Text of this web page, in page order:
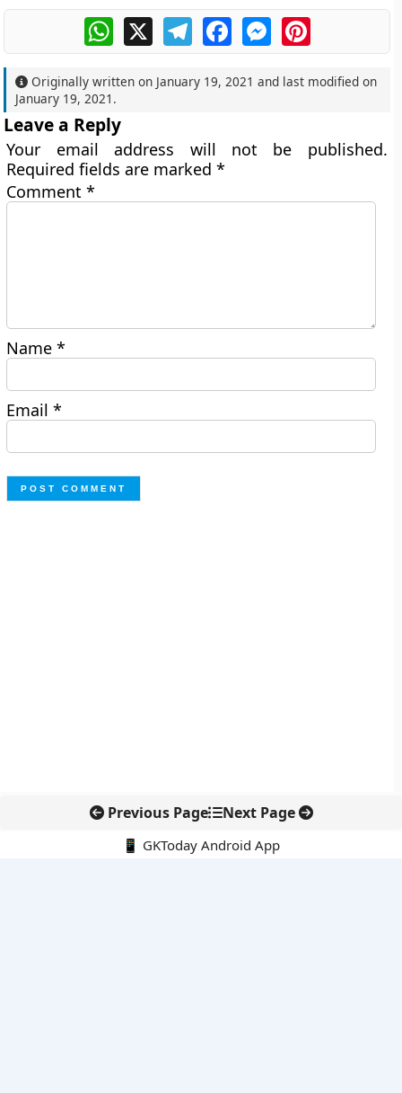
WhatsApp
X TelegramFacebookMessengerPinterest
Originally written on January 19, 2021 and last modified on
January 19, 2021 .
Leave a Reply
Your email address will not be published.
Required fields are marked*
Comment*
Name*
Email*
Previous Page Next Page
📱 GKToday Android App